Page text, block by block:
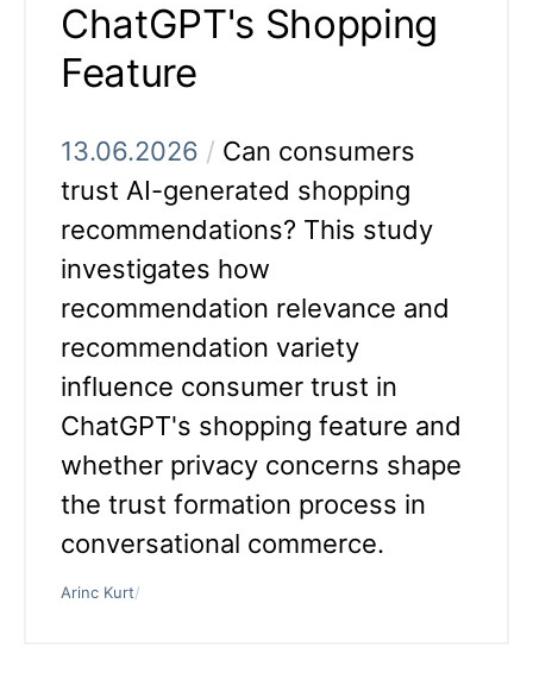
ChatGPT's Shopping
Feature
13.06.2026 / Can consumers
trust AI-generated shopping
recommendations? This study
investigates how
recommendation relevance and
recommendation variety
influence consumer trust in
ChatGPT's shopping feature and
whether privacy concerns shape
the trust formation process in
conversational commerce.
Arinc Kurt/